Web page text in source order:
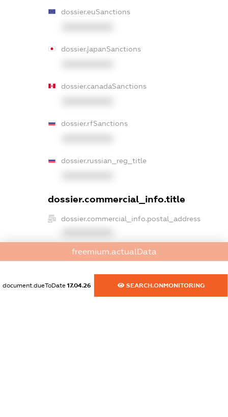
dossier.euSanctions
dossier.japanSanctions
dossier.canadaSanctions
dossier.rfSanctions
dossier.russian_reg_title
dossier.commercial_info.title
dossier.commercial_info.postal_address
dossier.commercial_info.phone
dossier.commercial_info.fax
freemium.actualData
document.dueToDate 17.04.26 SEARCH.ONMONITORING